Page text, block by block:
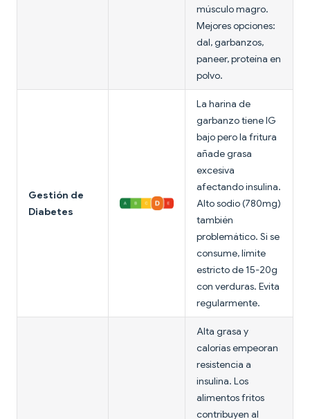
músculo magro.
Mejores opciones:
dal, garbanzos,
paneer, proteína en
polvo.
Gestión de
Diabetes
La harina de
garbanzo tiene IG
bajo pero la fritura
añade grasa
excesiva
afectando insulina.
Alto sodio (780mg)
también
problemático. Si se
consume, límite
estricto de 15-20g
con verduras. Evita
regularmente.
Alta grasa y
calorías empeoran
resistencia a
insulina. Los
alimentos fritos
contribuyen al